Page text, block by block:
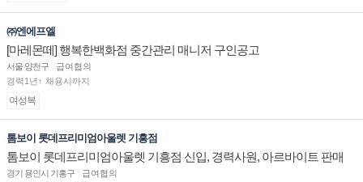
㈜엔에프엘
[마레몬떼] 행복한백화점 중간관리 매니저 구인공고
서울 양천구
급여협의
경력1년↑ 채용시까지
여성복
톰보이 롯데프리미엄아울렛 기흥점
톰보이 롯데프리미엄아울렛 기흥점 신입, 경력사원, 아르바이트 판매
직 구인합니다.
경기 용인시 기흥구
급여협의